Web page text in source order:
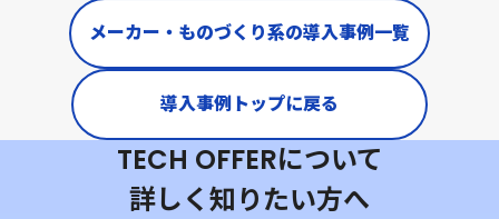
メーカー・ものづくり系の導入事例一覧
導入事例トップに戻る
TECH OFFERについて
詳しく知りたい方へ